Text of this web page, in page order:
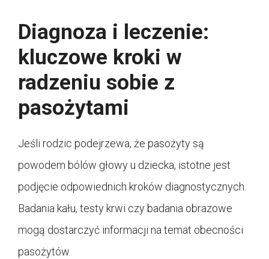
Diagnoza i leczenie:
kluczowe kroki w
radzeniu sobie z
pasożytami
Jeśli rodzic podejrzewa, że pasożyty są
powodem bólów głowy u dziecka, istotne jest
podjęcie odpowiednich kroków diagnostycznych.
Badania kału, testy krwi czy badania obrazowe
mogą dostarczyć informacji na temat obecności
pasożytów.